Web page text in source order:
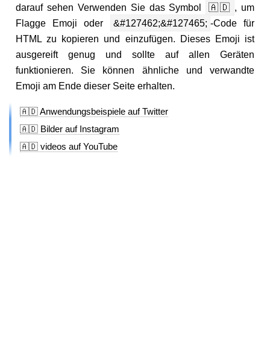
darauf sehen Verwenden Sie das Symbol
🇦🇩 , um
Flagge Emoji oder
&#127462;&#127465; -Code für
HTML zu kopieren und einzufügen. Dieses Emoji ist
ausgereift genug und sollte auf allen Geräten
funktionieren. Sie können ähnliche und verwandte
Emoji am Ende dieser Seite erhalten.
🇦🇩 Anwendungsbeispiele auf Twitter
🇦🇩 Bilder auf Instagram
🇦🇩 videos auf YouTube